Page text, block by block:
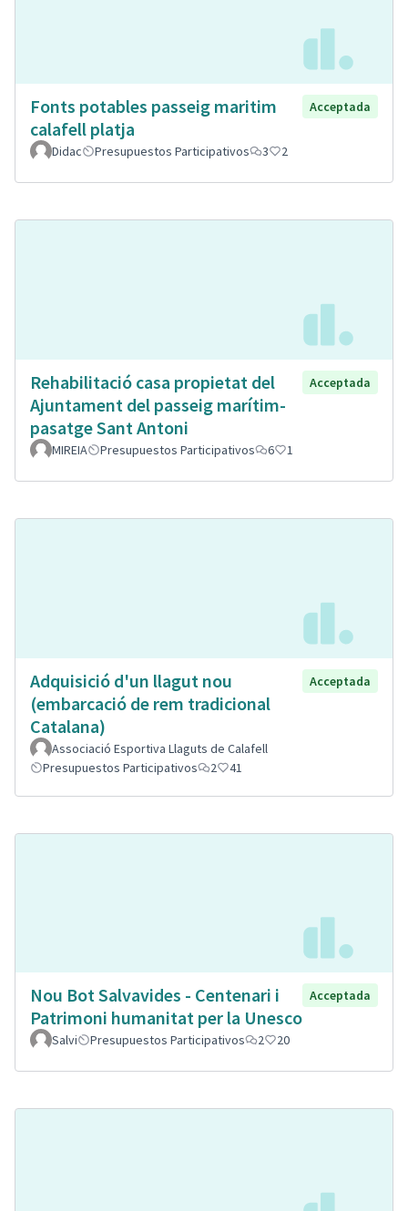
Fonts potables passeig maritim
calafell platja
Acceptada
Didac Presupuestos Participativos 3 2
Rehabilitació casa propietat del
Ajuntament del passeig marítim-
pasatge Sant Antoni
Acceptada
MIREIA Presupuestos Participativos 6 1
Adquisició d'un llagut nou
(embarcació de rem tradicional
Catalana)
Acceptada
Associació Esportiva Llaguts de Calafell
Presupuestos Participativos
2 41
Nou Bot Salvavides - Centenari i
Patrimoni humanitat per la Unesco
Acceptada
Salvi Presupuestos Participativos 2 20